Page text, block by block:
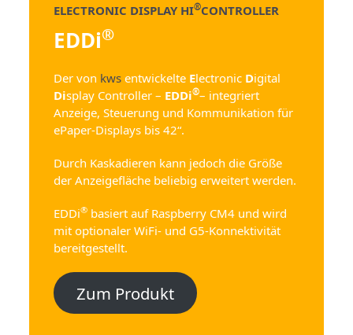
ELECTRONIC DISPLAY HI®CONTROLLER
EDDi®
Der von kws entwickelte Electronic Digital
Display Controller – EDDi®– integriert
Anzeige, Steuerung und Kommunikation für
ePaper-Displays bis 42“.
Durch Kaskadieren kann jedoch die Größe
der Anzeigefläche beliebig erweitert werden.
EDDi® basiert auf Raspberry CM4 und wird
mit optionaler WiFi- und G5-Konnektivität
bereitgestellt.
Zum Produkt